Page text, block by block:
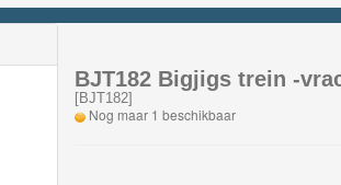
BJT182 Bigjigs trein -
[BJT182]
Nog maar 1 beschikbaar